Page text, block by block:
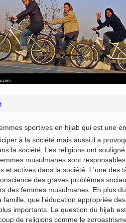
(Moqarnas Kari)
Arte con espejos
incrustados (aine kari)
City of Isfahan - Iran
City of Mashhad - Iran
City of Shiraz - Iran
City of Agra - India
M.
Miniatures of the Book
“Pany Gany”
Miniatures of the book
“Shahname by Ferdowsi”
Ali
Ali
sportives en hijab qui est une
à la société mais aussi il a
la société. Les religions ont
musulmanes sont
et actives dans la société. L'une des
des graves problèmes
des femmes musulmanes. En plus
que l'éducation appropriée
importants. La question du hijab
de religions comme le